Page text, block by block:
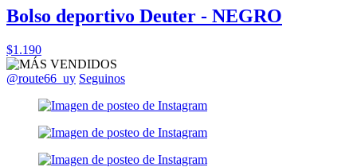
Bolso deportivo Deuter - NEGRO
$1.190
@route66_uy Seguinos